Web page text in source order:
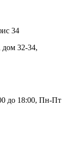
34
32-34,
до 18:00, Пн-Пт